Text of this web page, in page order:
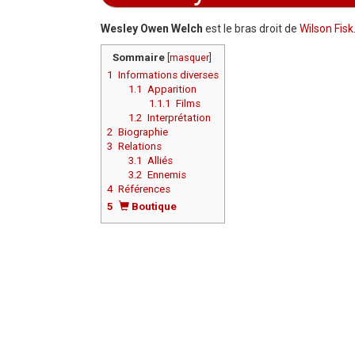
Wesley Owen Welch est le bras droit de Wilson Fisk.
Sommaire[ masquer]
1 Informations diverses
1.1 Apparition
1.1.1
Films
1.2 Interprétation
2 Biographie
3 Relations
3.1 Alliés
3.2 Ennemis
4 Références
5
Boutique